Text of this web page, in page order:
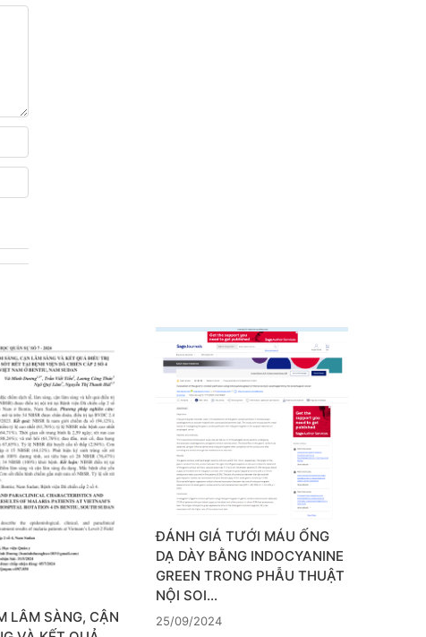
LÂM SÀNG, CẬN
ĐÁNH GIÁ TƯỚI MÁU ỐNG
DẠ DÀY BẰNG INDOCYANINE
GREEN TRONG PHẪU THUẬT
NỘI SOI…
25/09/2024